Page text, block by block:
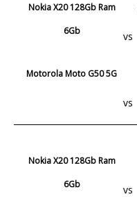
Nokia X20 128Gb Ram
6Gb
vs
Motorola Moto G50 5G
vs
Nokia X20 128Gb Ram
6Gb
vs